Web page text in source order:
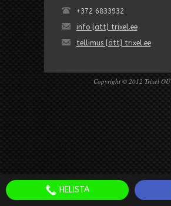
+372 6833932
info [ätt] trixel.ee
tellimus [ätt] trixel.ee
Copyright © 2012 Trixel OÜ
HELISTA